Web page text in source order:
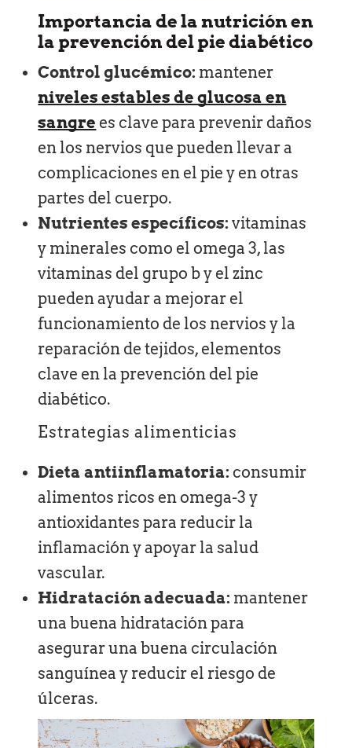
Importancia de la nutrición en
la prevención del pie diabético
Control glucémico: mantener
niveles estables de glucosa en
sangre es clave para prevenir daños
en los nervios que pueden llevar a
complicaciones en el pie y en otras
partes del cuerpo.
Nutrientes específicos: vitaminas
y minerales como el omega 3, las
vitaminas del grupo b y el zinc
pueden ayudar a mejorar el
funcionamiento de los nervios y la
reparación de tejidos, elementos
clave en la prevención del pie
diabético.
Estrategias alimenticias
Dieta antiinflamatoria: consumir
alimentos ricos en omega-3 y
antioxidantes para reducir la
inflamación y apoyar la salud
vascular.
Hidratación adecuada: mantener
una buena hidratación para
asegurar una buena circulación
sanguínea y reducir el riesgo de
úlceras.